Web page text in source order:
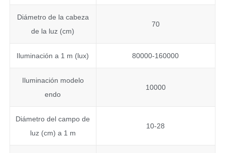
Diámetro de la cabeza
de la luz (cm)
70
Iluminación a 1 m (lux) 80000-160000
Iluminación modelo
endo
10000
Diámetro del campo de
luz (cm) a 1 m
10-28